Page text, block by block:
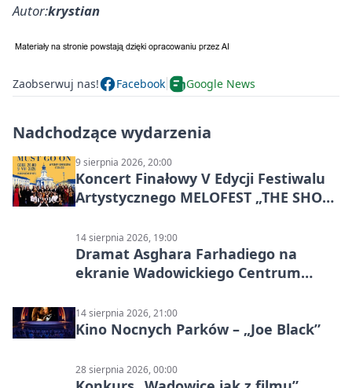
Autor:krystian
Zaobserwuj nas! Facebook Google News
Nadchodzące wydarzenia
9 sierpnia 2026, 20:00
Koncert Finałowy V Edycji Festiwalu
Artystycznego MELOFEST „THE SHOW
14 sierpnia 2026, 19:00
Dramat Asghara Farhadiego na
ekranie Wadowickiego Centrum
14 sierpnia 2026, 21:00
Kino Nocnych Parków – „Joe Black”
28 sierpnia 2026, 00:00